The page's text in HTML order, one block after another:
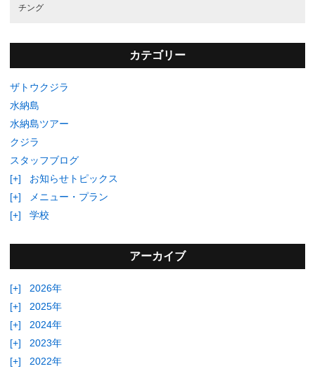
チング
カテゴリー
ザトウクジラ
水納島
水納島ツアー
クジラ
スタッフブログ
[+]
お知らせトピックス
[+]
メニュー・プラン
[+]
学校
アーカイブ
[+]
2026年
[+]
2025年
[+]
2024年
[+]
2023年
[+]
2022年